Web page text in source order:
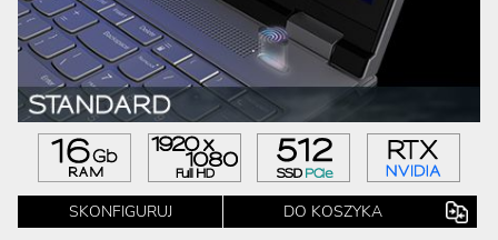
SKONFIGURUJ DO KOSZYKA